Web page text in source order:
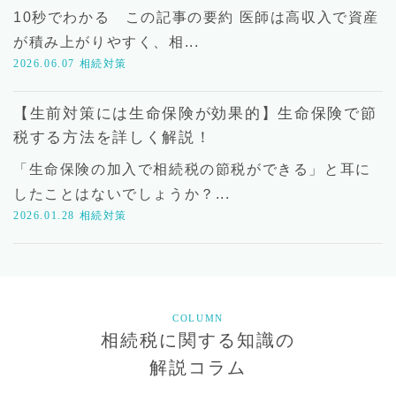
10秒でわかる この記事の要約 医師は高収入で資産
が積み上がりやすく、相...
2026.06.07 相続対策
【生前対策には生命保険が効果的】生命保険で節
税する方法を詳しく解説！
「生命保険の加入で相続税の節税ができる」と耳に
したことはないでしょうか？...
2026.01.28 相続対策
COLUMN
相続税に関する知識の
解説コラム